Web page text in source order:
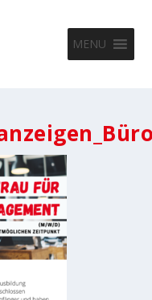
MENU